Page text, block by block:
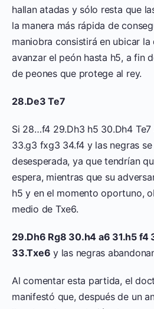
hallan atadas y sólo resta que
la manera más rápida de
maniobra consistirá en ubicar
avanzar el peón hasta h5, a fin
de peones que protege al rey.
28.De3 Te7
Si 28…f4 29.Dh3 h5 30.Dh4 Te7
33.g3 fxg3 34.f4 y las negras
desesperada, ya que tendrían
espera, mientras que su
h5 y en el momento oportuno,
medio de Txe6.
29.Dh6 Rg8 30.h4 a6 31.h5 f4
33.Txe6 y las negras
Al comentar esta partida, el
manifestó que, después de un